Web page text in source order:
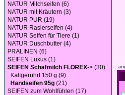
NATUR Milchseifen (6)
NATUR mit Kräutern (3)
NATUR PUR (19)
NATUR Rasierseifen (4)
NATUR Seifen für Tiere (1)
NATUR Duschbutter (4)
PRALINEN (6)
SEIFEN Luxus (1)
SEIFEN Schafmilch FLOREX-> (30)
Kaltgerührt 150 g (9)
Handseifen 95g (21)
SEIFEN zum Wohlfühlen (17)